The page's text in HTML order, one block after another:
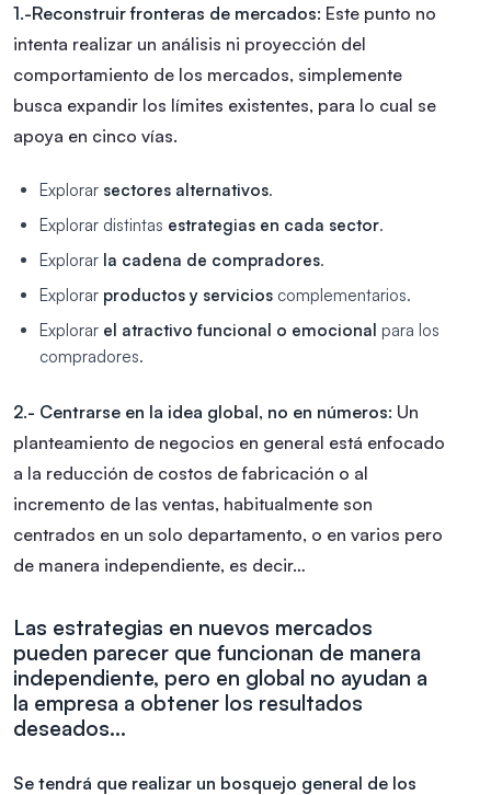
1.-Reconstruir fronteras de mercados: Este punto no
intenta realizar un análisis ni proyección del
comportamiento de los mercados, simplemente
busca expandir los límites existentes, para lo cual se
apoya en cinco vías.
Explorar sectores alternativos.
Explorar distintas estrategias en cada sector.
Explorar la cadena de compradores.
Explorar productos y servicios complementarios.
Explorar el atractivo funcional o emocional para los
compradores.
2.- Centrarse en la idea global, no en números: Un
planteamiento de negocios en general está enfocado
a la reducción de costos de fabricación o al
incremento de las ventas, habitualmente son
centrados en un solo departamento, o en varios pero
de manera independiente, es decir…
Las estrategias en nuevos mercados
pueden parecer que funcionan de manera
independiente, pero en global no ayudan a
la empresa a obtener los resultados
deseados…
Se tendrá que realizar un bosquejo general de los